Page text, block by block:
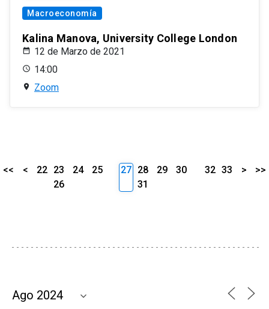
Macroeconomía
Kalina Manova, University College London
12 de Marzo de 2021
14:00
Zoom
<< < 22 23 24
25
26
27 28 29
30
31
32 33 > >>